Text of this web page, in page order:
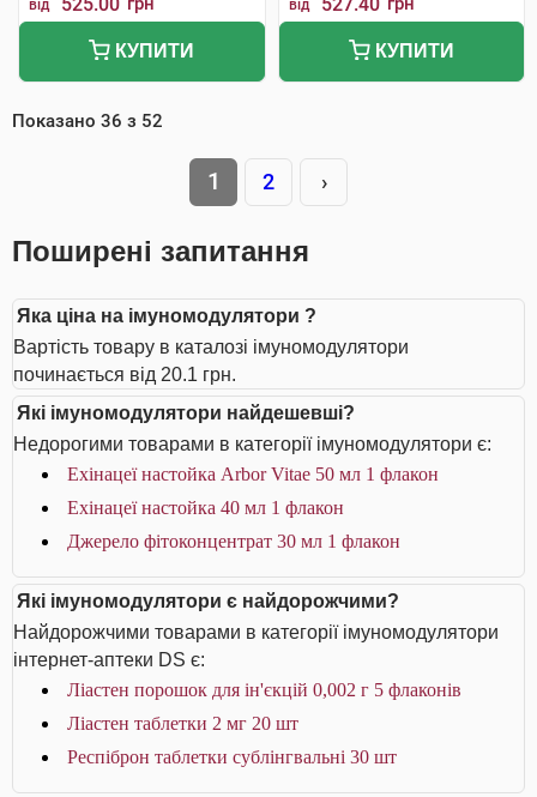
від
КУПИТИ
від
КУПИТИ
Показано 36 з 52
1 2 ›
Поширені запитання
Яка ціна на імуномодулятори ?
Вартість товару в каталозі імуномодулятори
починається від 20.1 грн.
Які імуномодулятори найдешевші?
Недорогими товарами в категорії імуномодулятори є:
Ехінацеї настойка Arbor Vitae 50 мл 1 флакон
Ехінацеї настойка 40 мл 1 флакон
Джерело фітоконцентрат 30 мл 1 флакон
Які імуномодулятори є найдорожчими?
Найдорожчими товарами в категорії імуномодулятори
інтернет-аптеки DS є:
Ліастен порошок для ін'єкцій 0,002 г 5 флаконів
Ліастен таблетки 2 мг 20 шт
Респіброн таблетки сублінгвальні 30 шт